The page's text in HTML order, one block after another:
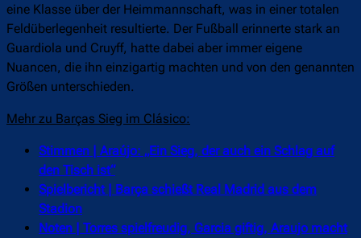
eine Klasse über der Heimmannschaft, was in einer totalen
Feldüberlegenheit resultierte. Der Fußball erinnerte stark an
Guardiola und Cruyff, hatte dabei aber immer eigene
Nuancen, die ihn einzigartig machten und von den genannten
Größen unterschieden.
Mehr zu Barças Sieg im Clásico:
Stimmen | Araújo: „Ein Sieg, der auch ein Schlag auf
den Tisch ist“
Spielbericht | Barça schießt Real Madrid aus dem
Stadion
Noten | Torres spielfreudig, Garcia giftig, Araujo macht